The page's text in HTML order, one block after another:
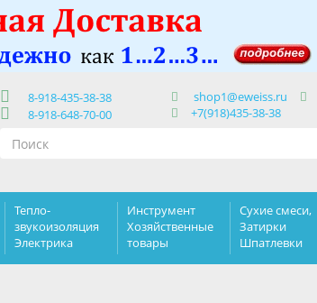
8-918-435-38-38
8-918-648-70-00
shop1@eweiss.ru
+7(918)435-38-38
Тепло-
звукоизоляция
Электрика
Инструмент
Хозяйственные
товары
Сухие смеси,
Затирки
Шпатлевки